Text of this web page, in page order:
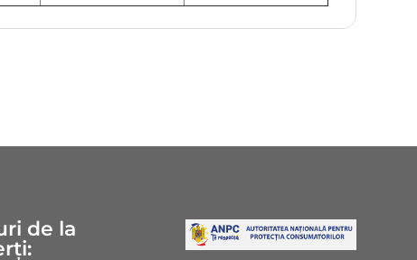
de la